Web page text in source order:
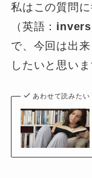
私はこの質問
（英語：
で、今回は出
したいと思いま
あわせて読みたい